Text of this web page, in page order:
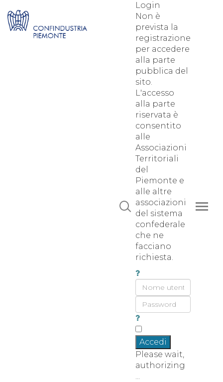
Login
Non è
prevista la
registrazione
per accedere
alla parte
pubblica del
sito.
L'accesso
alla parte
riservata è
consentito
alle
Associazioni
Territoriali
del
Piemonte e
alle altre
associazioni
del sistema
confederale
che ne
facciano
richiesta.
Accedi
Please wait,
authorizing
...